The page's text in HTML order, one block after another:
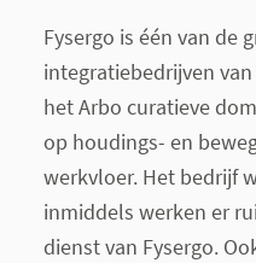
Fysergo is één van de
integratiebedrijven
het Arbo curatieve
op houdings- en
werkvloer. Het bedrijf
inmiddels werken er
dienst van Fysergo.